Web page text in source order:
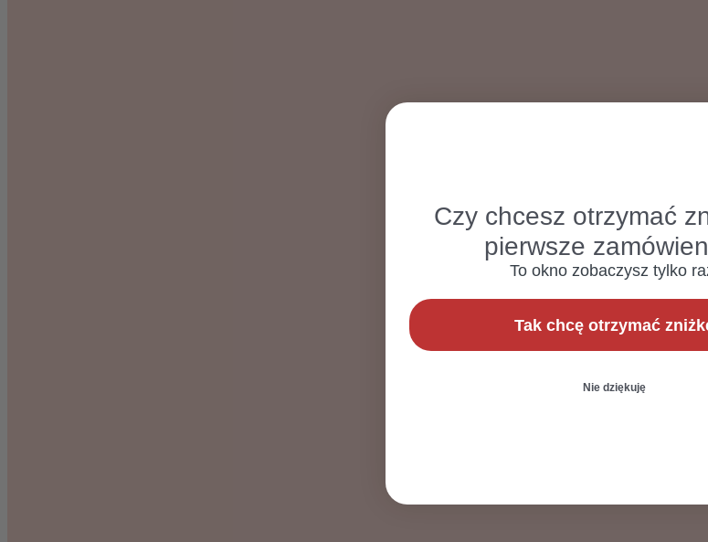
Czy chcesz otrzymać
pierwsze
To okno zobaczysz tylko
Tak chcę otrzymać
Nie dziękuję